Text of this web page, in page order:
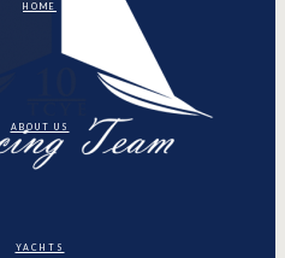
HOME
ABOUT US
YACHTS